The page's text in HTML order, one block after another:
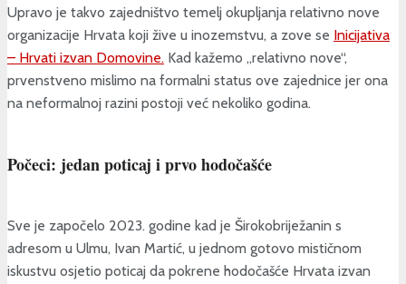
Upravo je takvo zajedništvo temelj okupljanja relativno nove
organizacije Hrvata koji žive u inozemstvu, a zove se Inicijativa
– Hrvati izvan Domovine. Kad kažemo „relativno nove“,
prvenstveno mislimo na formalni status ove zajednice jer ona
na neformalnoj razini postoji već nekoliko godina.
Počeci: jedan poticaj i prvo hodočašće
Sve je započelo 2023. godine kad je Širokobriježanin s
adresom u Ulmu, Ivan Martić, u jednom gotovo mističnom
iskustvu osjetio poticaj da pokrene hodočašće Hrvata izvan